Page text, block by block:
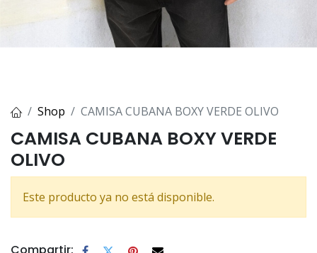
Shop CAMISA CUBANA BOXY VERDE OLIVO
CAMISA CUBANA BOXY VERDE
OLIVO
Este producto ya no está disponible.
Compartir: